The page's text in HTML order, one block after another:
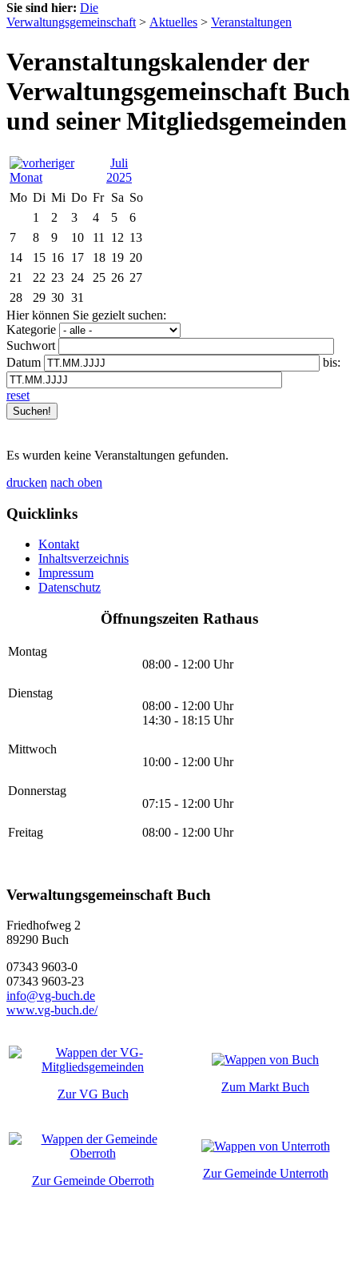
Sie sind hier: Die
Verwaltungsgemeinschaft > Aktuelles > Veranstaltungen
Veranstaltungskalender der
Verwaltungsgemeinschaft Buch
und seiner Mitgliedsgemeinden
Juli
2025
Mo Di Mi Do Fr Sa So
1
2 3 4 5
6
7
8 9 10 11 12 13
14
15 16 17 18 19 20
21
22 23 24 25 26 27
28
29 30 31
Hier können Sie gezielt suchen:
Kategorie
Suchwort
Datum
bis:
reset
Es wurden keine Veranstaltungen gefunden.
drucken nach oben
Quicklinks
Kontakt
Inhaltsverzeichnis
Impressum
Datenschutz
Öffnungszeiten Rathaus
Montag
08:00 - 12:00 Uhr
Dienstag
08:00 - 12:00 Uhr
14:30 - 18:15 Uhr
Mittwoch
10:00 - 12:00 Uhr
Donnerstag
07:15 - 12:00 Uhr
Freitag 08:00 - 12:00 Uhr
Verwaltungsgemeinschaft Buch
Friedhofweg 2
89290 Buch
07343 9603-0
07343 9603-23
info@vg-buch.de
www.vg-buch.de/
Zur VG Buch
Zum Markt Buch
Zur Gemeinde Oberroth
Zur Gemeinde Unterroth